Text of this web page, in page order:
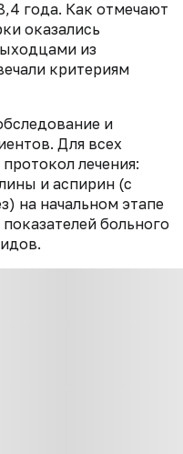
года. Как отмечают
оказались
из
критериям
и
Для всех
лечения:
и аспирин (с
на начальном этапе
больного